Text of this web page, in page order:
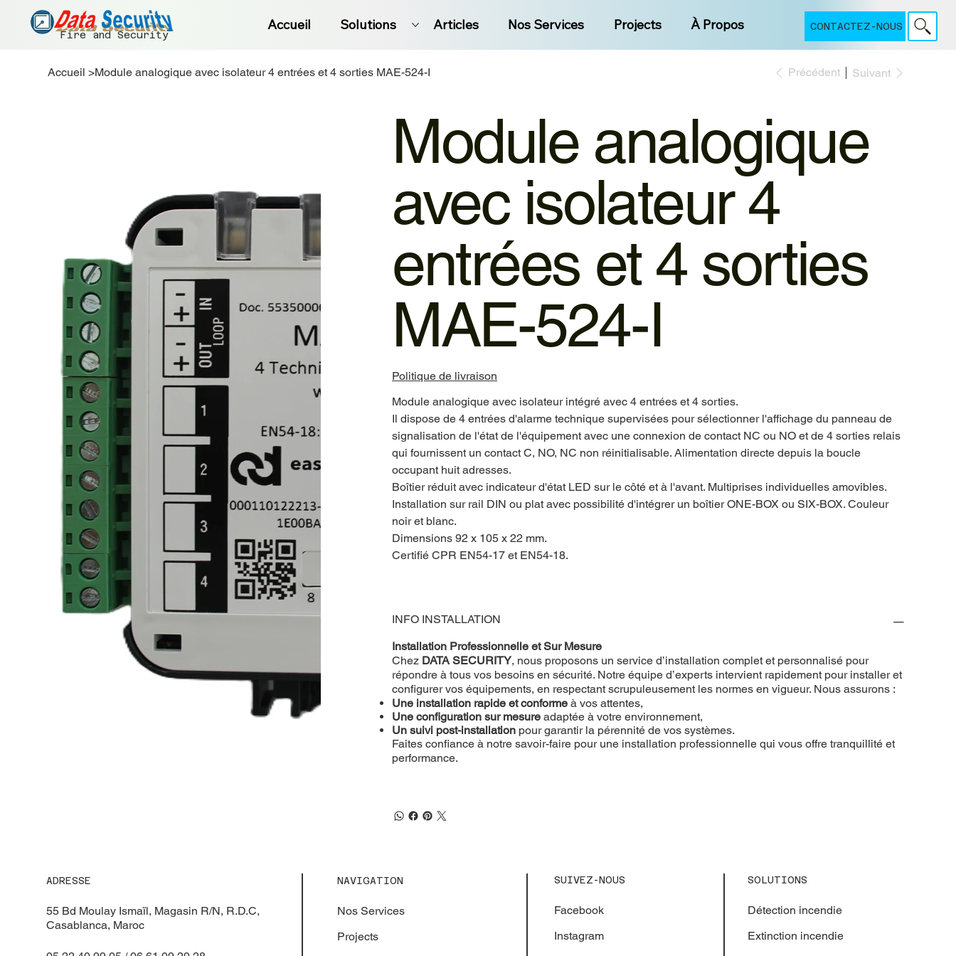
Fire and Security
Accueil Solutions Articles Nos Services Projects À Propos CONTACTEZ-NOUS
Accueil >Module analogique avec isolateur 4 entrées et 4 sorties MAE-524-I Précédent Suivant
Module analogique
avec isolateur 4
entrées et 4 sorties
MAE-524-I
Politique de livraison
Module analogique avec isolateur intégré avec 4 entrées et 4 sorties.
Il dispose de 4 entrées d'alarme technique supervisées pour sélectionner l'affichage du panneau de
signalisation de l'état de l'équipement avec une connexion de contact NC ou NO et de 4 sorties relais
qui fournissent un contact C, NO, NC non réinitialisable. Alimentation directe depuis la boucle
occupant huit adresses.
Boîtier réduit avec indicateur d'état LED sur le côté et à l'avant. Multiprises individuelles amovibles.
Installation sur rail DIN ou plat avec possibilité d'intégrer un boîtier ONE-BOX ou SIX-BOX. Couleur
noir et blanc.
Dimensions 92 x 105 x 22 mm.
Certifié CPR EN54-17 et EN54-18.
INFO INSTALLATION
Installation Professionnelle et Sur Mesure
Chez DATA SECURITY, nous proposons un service d’installation complet et personnalisé pour
répondre à tous vos besoins en sécurité. Notre équipe d’experts intervient rapidement pour installer et
configurer vos équipements, en respectant scrupuleusement les normes en vigueur. Nous assurons :
Une installation rapide et conforme à vos attentes,
Une configuration sur mesure adaptée à votre environnement,
Un suivi post-installation pour garantir la pérennité de vos systèmes.
Faites confiance à notre savoir-faire pour une installation professionnelle qui vous offre tranquillité et
performance.
ADRESSE
55 Bd Moulay Ismaïl, Magasin R/N, R.D.C,
Casablanca, Maroc
NAVIGATION
Nos Services
Projects
SUIVEZ-NOUS
Facebook
Instagram
SOLUTIONS
Détection incendie
Extinction incendie